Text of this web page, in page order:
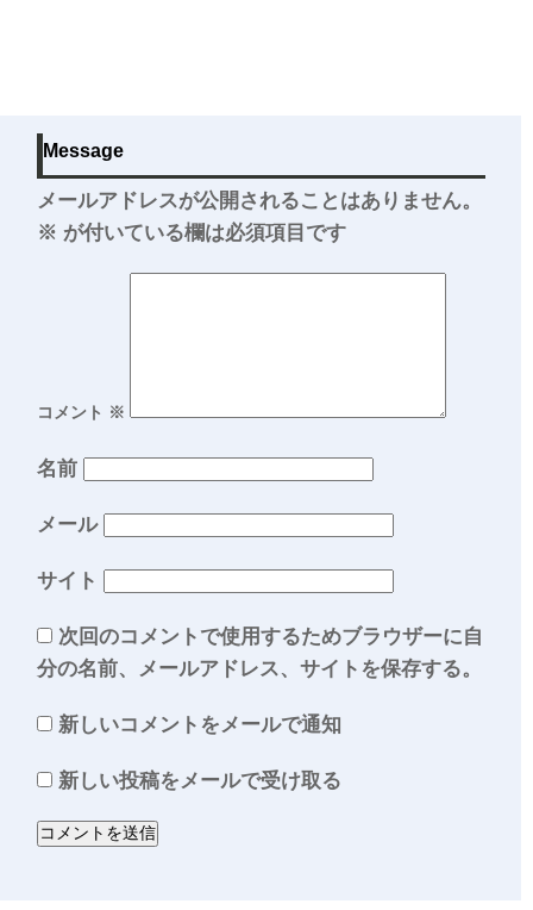
Message
メールアドレスが公開されることはありません。
※ が付いている欄は必須項目です
コメント ※
名前
メール
サイト
次回のコメントで使用するためブラウザーに自
分の名前、メールアドレス、サイトを保存する。
新しいコメントをメールで通知
新しい投稿をメールで受け取る